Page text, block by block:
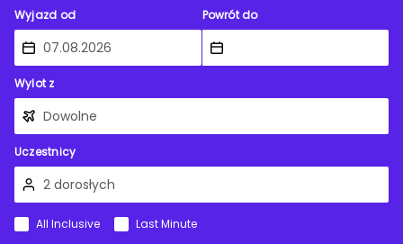
Wyjazd od Powrót do
Wylot z
Uczestnicy
All Inclusive Last Minute